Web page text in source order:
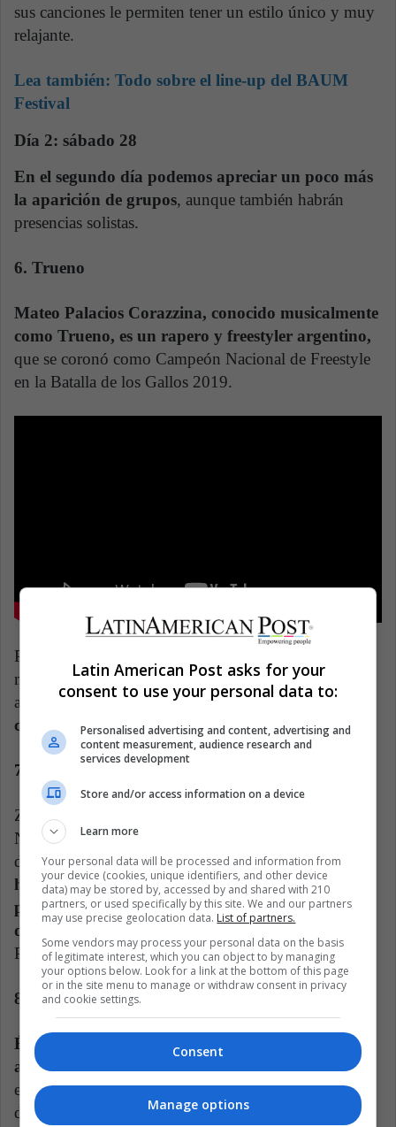
sus canciones le permiten tener un estilo único y muy
relajante.
Lea también: Todo sobre el line-up del BAUM
Festival
Día 2: sábado 28
En el segundo día podemos apreciar un poco más
la aparición de grupos, aunque también habrán
presencias solistas.
6. Trueno
Mateo Palacios Corazzina, conocido musicalmente
como Trueno, es un rapero y freestyler argentino,
que se coronó como Campeón Nacional de Freestyle
en la Batalla de los Gallos 2019.
Por lo tanto, podemos ver una propuesta que
mantiene las características clásicas del rap, aunque
aplicándole un toque muy especial en estilo lo-fi,
con letras verdaderamente profundas.
7. Zoe Gotusso
Zoe Gotusso, según lo que menciona el medio La
Nación, es una artista que comenzó haciendo covers
de Amy Winehouse. También es conocida por
haber formado parte de Salvapantallas, un
proyecto musical acústico de distintas reversiones
de temas de grandes artistas argentinos
Páez, Charly García o Luis Alberto Spinetta.
8. El mató a un policía motorizado
Él Mató a un Policía Motorizado es una banda
argentina de indie rock.
Con un sonido atrapante y
ecléctico, la banda sabe utilizar muy bien las guitarras
distorsionadas con un tono eléctrico.
Latin American Post asks for your
consent to use your personal data to:
Personalised advertising and content, advertising and
content measurement, audience research and
services development
Store and/or access information on a device
Learn more
Your personal data will be processed and information from
your device (cookies, unique identifiers, and other device
data) may be stored by, accessed by and shared with 210
partners, or used specifically by this site. We and our partners
may use precise geolocation data. List of partners.
Some vendors may process your personal data on the basis
of legitimate interest, which you can object to by managing
your options below. Look for a link at the bottom of this page
or in the site menu to manage or withdraw consent in privacy
and cookie settings.
Consent
Manage options